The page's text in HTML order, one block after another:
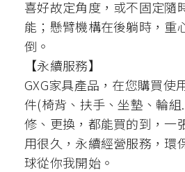
喜好故定角度，或不固定隨
能；懸臂機構在後躺時，重
倒。
【永續服務】
GXG家具產品，在您購買使
件(椅背、扶手、坐墊、輪
修、更換，都能買的到，一
用很久，永續經營服務，環
球從你我開始。